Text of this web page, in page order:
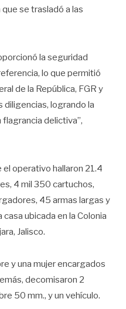
se trasladó a las
la seguridad
lo que permitió
de la República, FGR y
diligencias, logrando la
delictiva”,
operativo hallaron 21.4
4 mil 350 cartuchos,
45 armas largas y
ubicada en la Colonia
Jalisco.
y una mujer encargados
decomisaron 2
50 mm., y un vehículo.